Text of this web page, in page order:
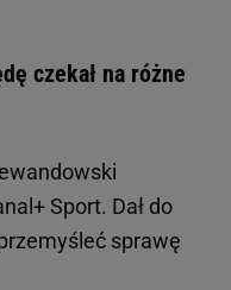
czekał na różne
Sport. Dał do
sprawę